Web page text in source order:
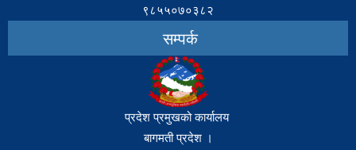
९८५५०७०३८२
सम्पर्क
प्रदेश प्रमुखको कार्यालय
बागमती प्रदेश ।